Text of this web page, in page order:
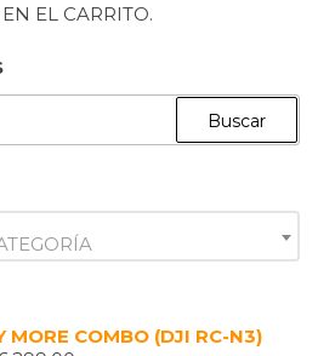
EL CARRITO.
Buscar
MORE COMBO (DJI RC-N3)